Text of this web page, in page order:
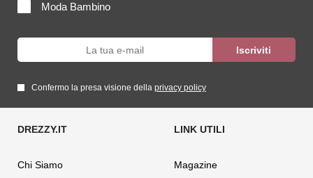
Moda Bambino
Confermo la presa visione della privacy policy
Chi Siamo Magazine